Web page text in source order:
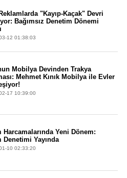
"Kayıp-Kaçak" Devri
Bağımsız Denetim Dönemi
12 01:38:03
Mobilya Devinden Trakya
Mehmet Kınık Mobilya ile Evler
17 10:39:00
Harcamalarında Yeni Dönem:
Denetimi Yayında
10 02:33:20